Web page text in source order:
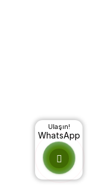
Ulaşın!
WhatsApp